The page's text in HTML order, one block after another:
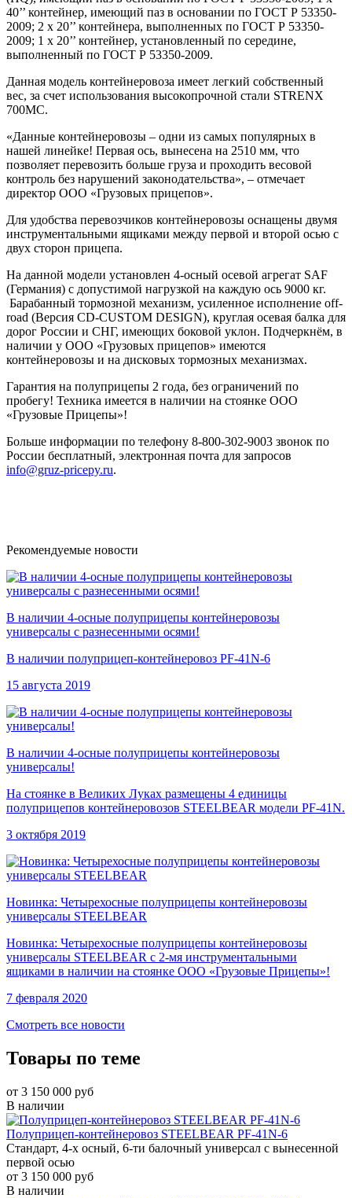
40’’ контейнер, имеющий паз в основании по ГОСТ Р 53350-
2009; 2 х 20’’ контейнера, выполненных по ГОСТ Р 53350-
2009; 1 х 20’’ контейнер, установленный по середине,
выполненный по ГОСТ Р 53350-2009.
Данная модель контейнеровоза имеет легкий собственный
вес, за счет использования высокопрочной стали STRENX
700MC.
«Данные контейнеровозы – одни из самых популярных в
нашей линейке! Первая ось, вынесена на 2510 мм, что
позволяет перевозить больше груза и проходить весовой
контроль без нарушений законодательства», – отмечает
директор ООО «Грузовых прицепов».
Для удобства перевозчиков контейнеровозы оснащены двумя
инструментальными ящиками между первой и второй осью с
двух сторон прицепа.
На данной модели установлен 4-осный осевой агрегат SAF
(Германия) с допустимой нагрузкой на каждую ось 9000 кг.
Барабанный тормозной механизм, усиленное исполнение off-
road (Версия CD-CUSTOM DESIGN), круглая осевая балка для
дорог России и СНГ, имеющих боковой уклон. Подчеркнём, в
наличии у ООО «Грузовых прицепов» имеются
контейнеровозы и на дисковых тормозных механизмах.
Гарантия на полуприцепы 2 года, без ограничений по
пробегу! Техника имеется в наличии на стоянке ООО
«Грузовые Прицепы»!
Больше информации по телефону 8-800-302-9003 звонок по
России бесплатный, электронная почта для запросов
info@gruz-pricepy.ru.
Рекомендуемые новости
В наличии 4-осные полуприцепы контейнеровозы
универсалы с разнесенными осями!
В наличии полуприцеп-контейнеровоз PF-41N-6
15 августа 2019
В наличии 4-осные полуприцепы контейнеровозы
универсалы!
На стоянке в Великих Луках размещены 4 единицы
полуприцепов контейнеровозов STEELBEAR модели PF-41N.
3 октября 2019
Новинка: Четырехосные полуприцепы контейнеровозы
универсалы STEELBEAR
Новинка: Четырехосные полуприцепы контейнеровозы
универсалы STEELBEAR с 2-мя инструментальными
ящиками в наличии на стоянке ООО «Грузовые Прицепы»!
7 февраля 2020
Смотреть все новости
Товары по теме
от 3 150 000 руб
В наличии
Полуприцеп-контейнеровоз STEELBEAR PF-41N-6
Стандарт, 4-х осный, 6-ти балочный универсал с вынесенной
первой осью
от 3 150 000 руб
В наличии